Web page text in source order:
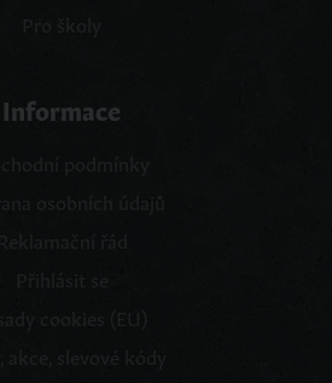
Informace
akce, slevové kódy